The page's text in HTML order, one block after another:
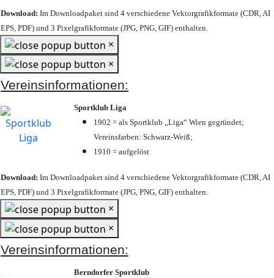
Download: Im Downloadpaket sind 4 verschiedene Vektorgrafikformate (CDR, AI
EPS, PDF) und 3 Pixelgrafikformate (JPG, PNG, GIF) enthalten.
×
×
Vereinsinformationen:
Sportklub Liga
1902 = als Sportklub „Liga“ Wien gegründet;
Vereinsfarben: Schwarz-Weiß;
1910 = aufgelöst
Download: Im Downloadpaket sind 4 verschiedene Vektorgrafikformate (CDR, AI
EPS, PDF) und 3 Pixelgrafikformate (JPG, PNG, GIF) enthalten.
×
×
Vereinsinformationen:
Berndorfer Sportklub